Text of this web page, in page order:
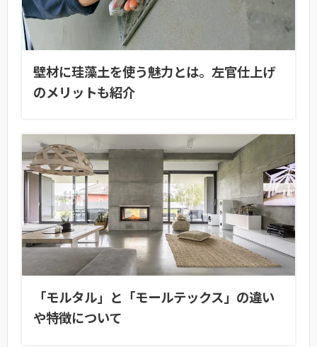
壁材に珪藻土を使う魅力とは。左官仕上げ
のメリットも紹介
「モルタル」と「モールテックス」の違い
や特徴について